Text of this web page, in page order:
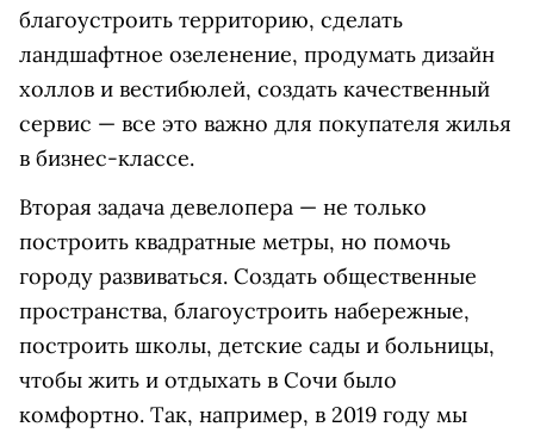
благоустроить территорию, сделать
ландшафтное озеленение, продумать дизайн
холлов и вестибюлей, создать качественный
сервис — все это важно для покупателя жилья
в бизнес-классе.
Вторая задача девелопера — не только
построить квадратные метры, но помочь
городу развиваться. Создать общественные
пространства, благоустроить набережные,
построить школы, детские сады и больницы,
чтобы жить и отдыхать в Сочи было
комфортно. Так, например, в 2019 году мы